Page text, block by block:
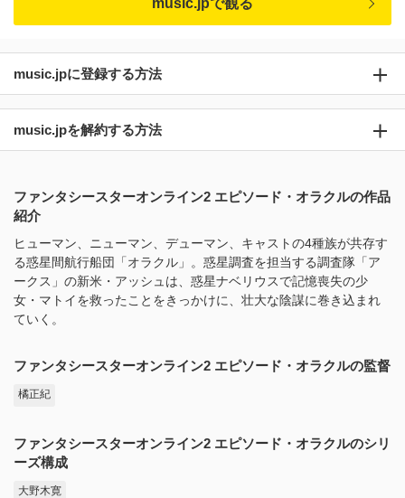
music.jpで観る
music.jpに登録する方法
music.jpを解約する方法
ファンタシースターオンライン2 エピソード・オラクルの作品
紹介
ヒューマン、ニューマン、デューマン、キャストの4種族が共存す
る惑星間航行船団「オラクル」。惑星調査を担当する調査隊「ア
ークス」の新米・アッシュは、惑星ナベリウスで記憶喪失の少
女・マトイを救ったことをきっかけに、壮大な陰謀に巻き込まれ
ていく。
ファンタシースターオンライン2 エピソード・オラクルの監督
橘正紀
ファンタシースターオンライン2 エピソード・オラクルのシリ
ーズ構成
大野木寛